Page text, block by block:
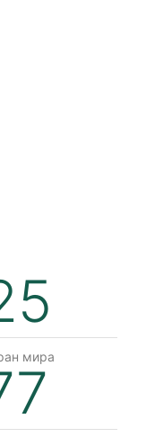
мира